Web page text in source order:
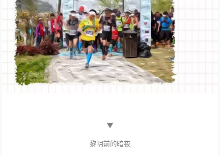
▼
黎明前的暗夜